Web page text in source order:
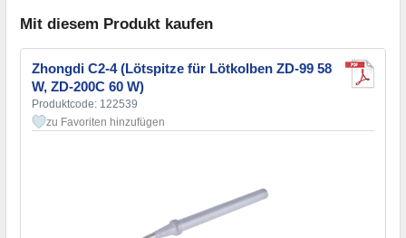
Mit diesem Produkt kaufen
Zhongdi C2-4 (Lötspitze für Lötkolben ZD-99 58
W, ZD-200C 60 W)
Produktcode: 122539
zu Favoriten hinzufügen